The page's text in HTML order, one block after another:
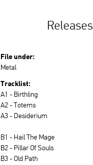
Releases
File under:
Metal
Tracklist:
A1 - Birthling
A2 - Totems
A3 - Desiderium
B1 - Hail The Mage
B2 - Pillar Of Souls
B3 - Old Path